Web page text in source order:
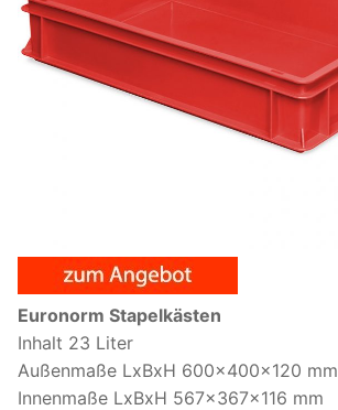
Euronorm Stapelkästen
Inhalt 23 Liter
Außenmaße LxBxH 600x400x120 mm
Innenmaße LxBxH 567x367x116 mm